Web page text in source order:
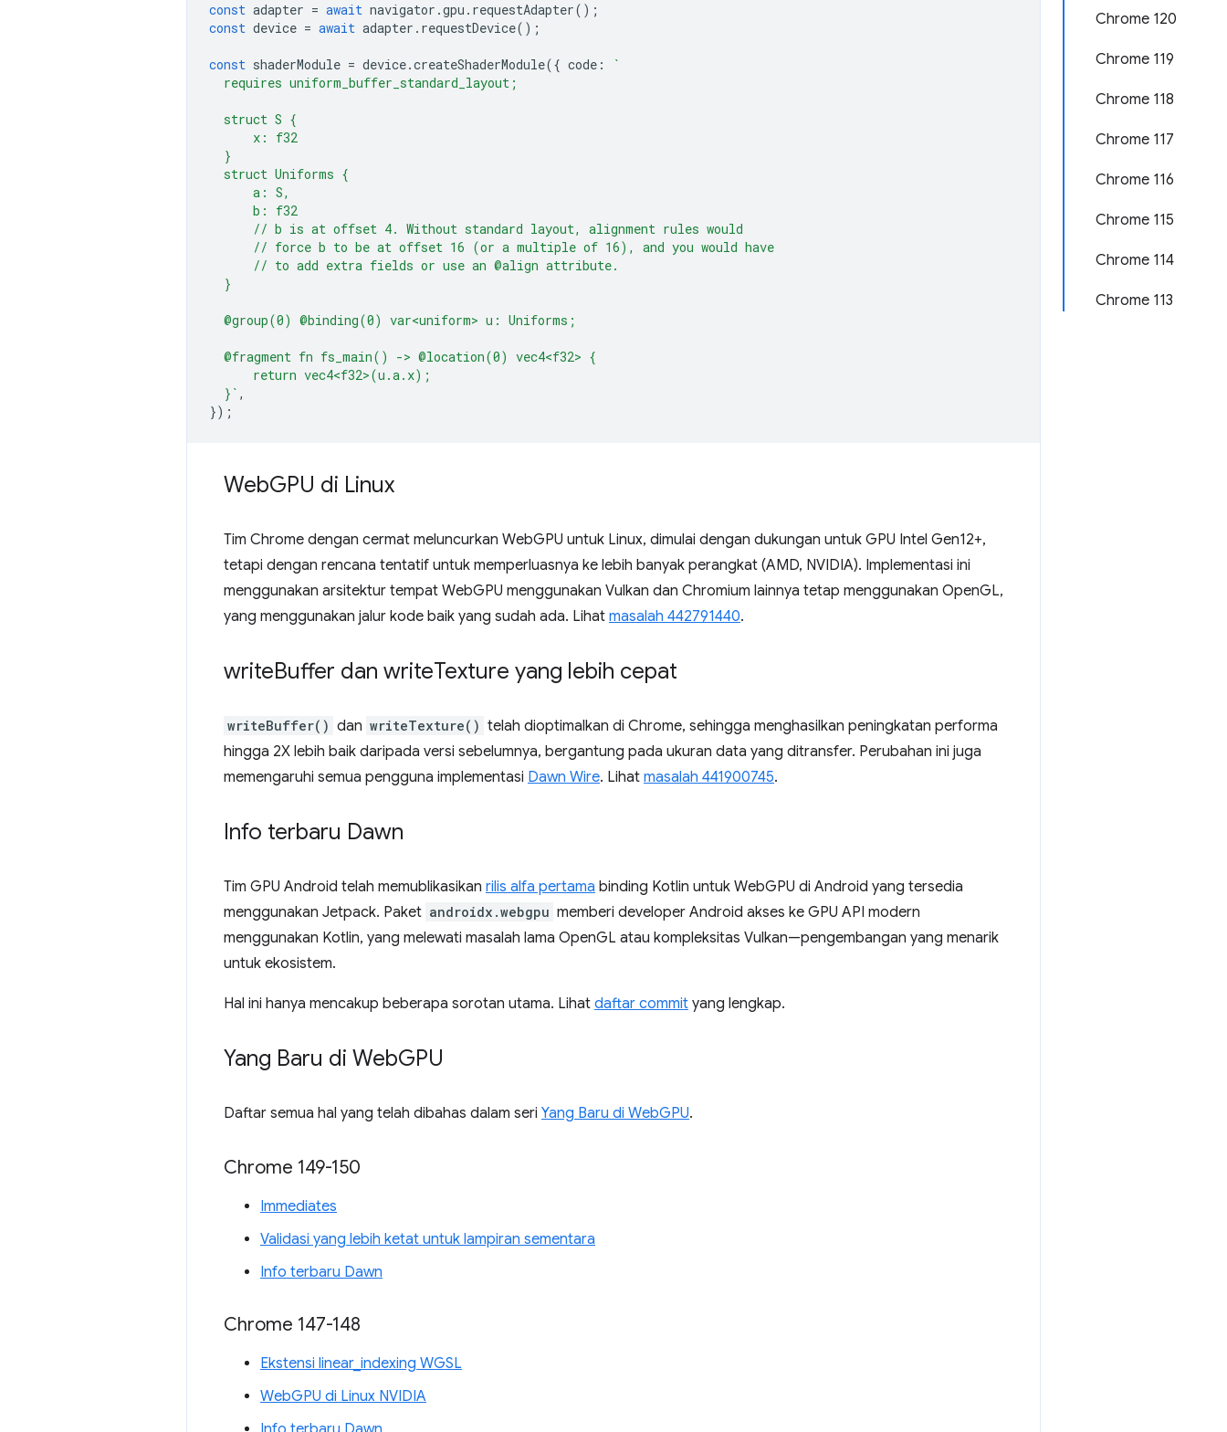
Chrome 120
Chrome 119
Chrome 118
Chrome 117
Chrome 116
Chrome 115
Chrome 114
Chrome 113
const adapter = await navigator .gpu . requestAdapter();
const device = await adapter . requestDevice();
const shaderModule = device.createShaderModule({ code :
`
  requires uniform_buffer_standard_layout;
  struct S {
      x: f32
  }
  struct Uniforms {
      a: S,
      b: f32
      // b is at offset 4. Without standard layout, alignment rules would
      // force b to be at offset 16 (or a multiple of 16), and you would have
      // to add extra fields or use an @align attribute.
  }
  @group(0) @binding(0) var<uniform> u: Uniforms;
  @fragment fn fs_main() -> @location(0) vec4<f32> {
      return vec4<f32>(u.a.x);
  }`
,
});
WebGPU di Linux
Tim Chrome dengan cermat meluncurkan WebGPU untuk Linux, dimulai dengan dukungan untuk GPU Intel Gen12+,
tetapi dengan rencana tentatif untuk memperluasnya ke lebih banyak perangkat (AMD, NVIDIA). Implementasi ini
menggunakan arsitektur tempat WebGPU menggunakan Vulkan dan Chromium lainnya tetap menggunakan OpenGL,
yang menggunakan jalur kode baik yang sudah ada. Lihat masalah 442791440.
writeBuffer dan writeTexture yang lebih cepat
writeBuffer() dan writeTexture() telah dioptimalkan di Chrome, sehingga menghasilkan peningkatan performa
hingga 2X lebih baik daripada versi sebelumnya, bergantung pada ukuran data yang ditransfer. Perubahan ini juga
memengaruhi semua pengguna implementasi Dawn Wire. Lihat masalah 441900745.
Info terbaru Dawn
Tim GPU Android telah memublikasikan rilis alfa pertama binding Kotlin untuk WebGPU di Android yang tersedia
menggunakan Jetpack. Paket androidx.webgpu memberi developer Android akses ke GPU API modern
menggunakan Kotlin, yang melewati masalah lama OpenGL atau kompleksitas Vulkan—pengembangan yang menarik
untuk ekosistem.
Hal ini hanya mencakup beberapa sorotan utama. Lihat daftar commit yang lengkap.
Yang Baru di WebGPU
Daftar semua hal yang telah dibahas dalam seri Yang Baru di WebGPU.
Chrome 149-150
Immediates
Validasi yang lebih ketat untuk lampiran sementara
Info terbaru Dawn
Chrome 147-148
Ekstensi linear_indexing WGSL
WebGPU di Linux NVIDIA